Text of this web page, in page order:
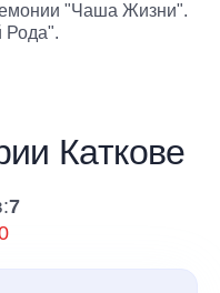
"Чаша Жизни".
Рода".
Каткове
7